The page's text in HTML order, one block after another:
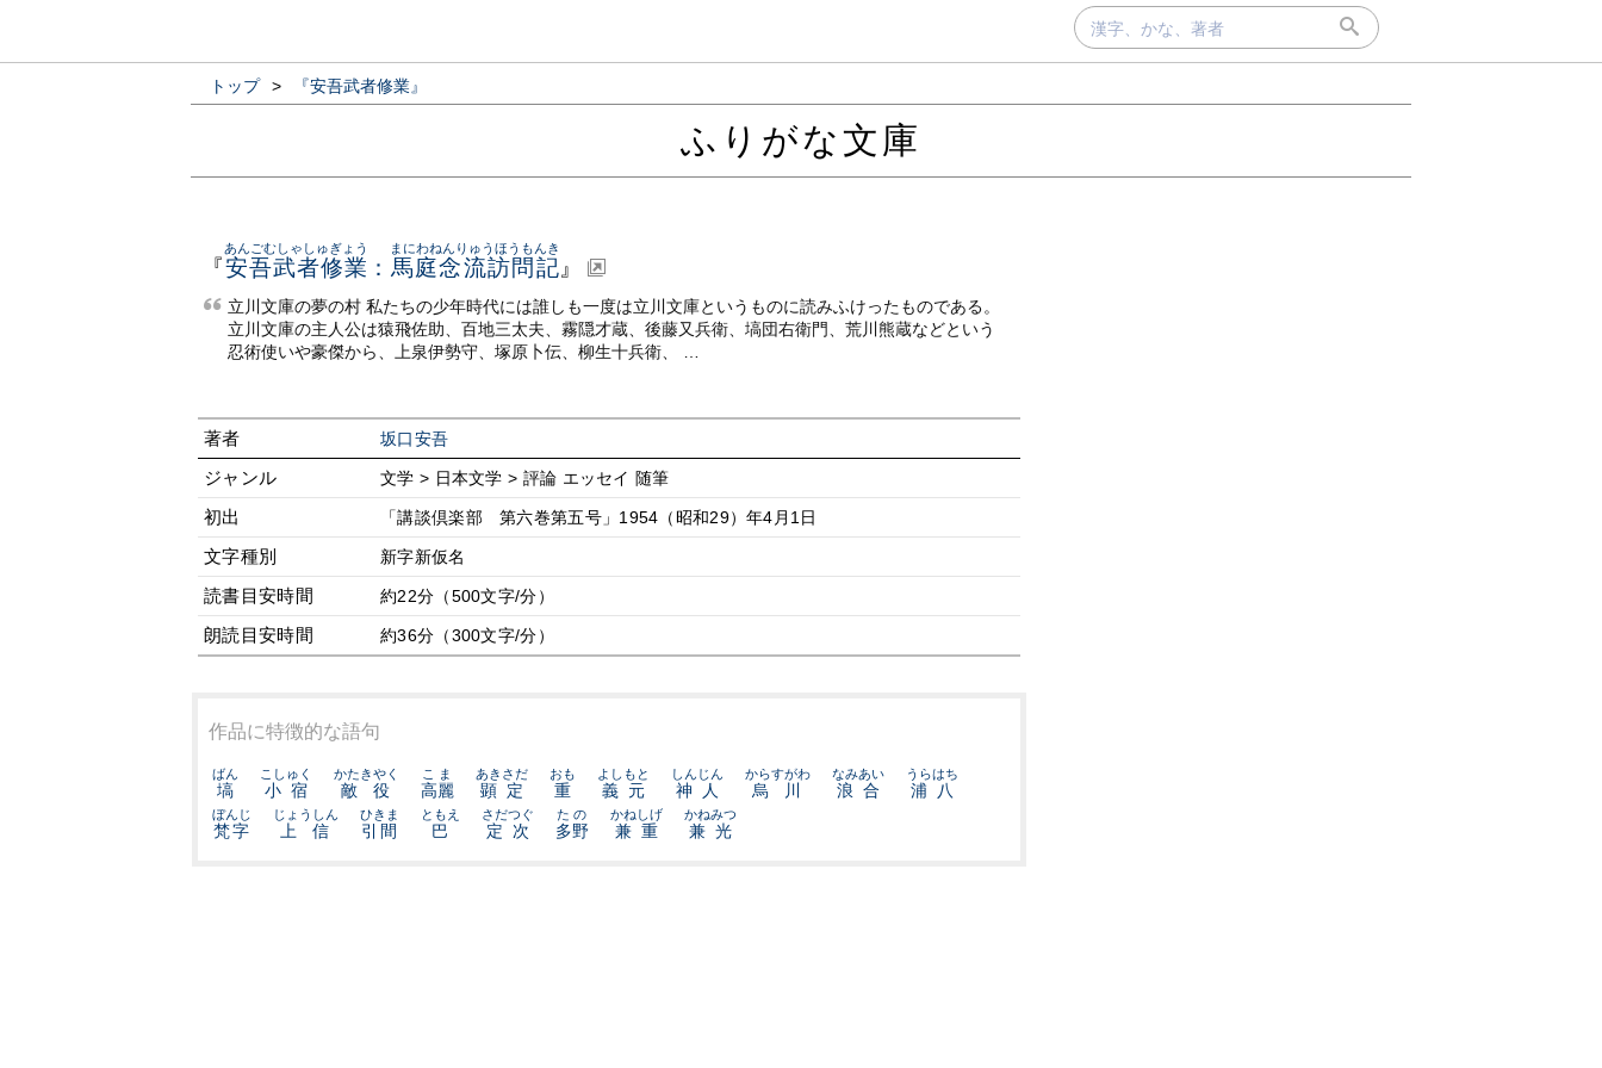
トップ > 『安吾武者修業』
ふりがな文庫
『安吾武者修業
あんごむしゃしゅぎょう
： 馬庭念流訪問記
まにわねんりゅうほうもんき
』
立川文庫の夢の村 私たちの少年時代には誰しも一度は立川文庫というものに読みふけったものである。
立川文庫の主人公は猿飛佐助、百地三太夫、霧隠才蔵、後藤又兵衛、塙団右衛門、荒川熊蔵などという
忍術使いや豪傑から、上泉伊勢守、塚原卜伝、柳生十兵衛、 …
著者 坂口安吾
ジャンル 文学 > 日本文学 > 評論 エッセイ 随筆
初出 「講談倶楽部 第六巻第五号」1954（昭和29）年4月1日
文字種別 新字新仮名
読書目安時間 約22分（500文字/分）
朗読目安時間 約36分（300文字/分）
作品に特徴的な語句
塙
ばん
小宿
こしゅく
敵役
かたきやく
高麗
こま
顕定
あきさだ
重
おも
義元
よしもと
神人
しんじん
烏川
からすがわ
浪合
なみあい
浦八
うらはち
梵字
ぼんじ
上信
じょうしん
引間
ひきま
巴
ともえ
定次
さだつぐ
多野
たの
兼重
かねしげ
兼光
かねみつ